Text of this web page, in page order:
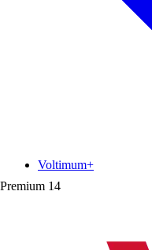
Premium 14
Voltimum+